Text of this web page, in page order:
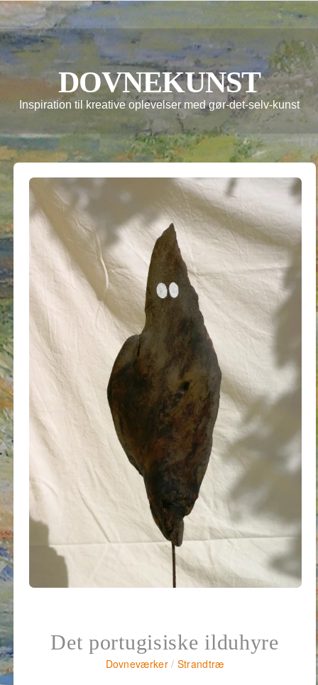
DOVNEKUNST
Inspiration til kreative oplevelser med gør-det-selv-kunst
Det portugisiske ilduhyre
Dovneværker/ Strandtræ